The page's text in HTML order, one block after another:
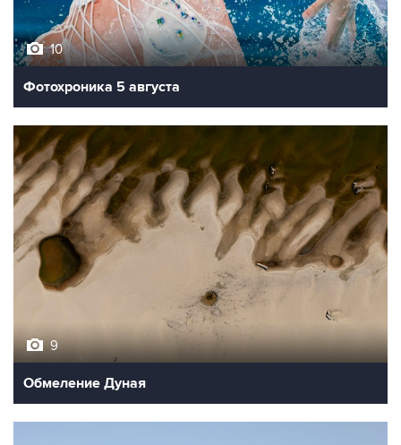
10
Фотохроника 5 августа
9
Обмеление Дуная